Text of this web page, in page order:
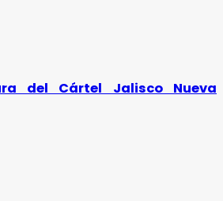
del Cártel Jalisco Nueva